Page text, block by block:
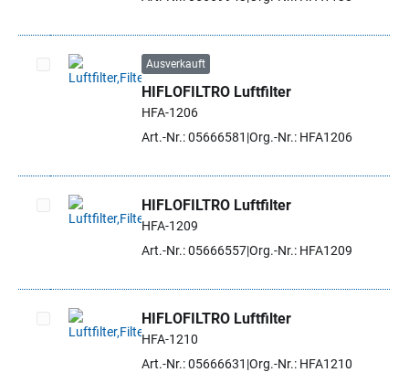
Artikel auswählen
Ausverkauft
HIFLOFILTRO Luftfilter
HFA-1206
Art.-Nr.: 05666581 Org.-Nr.: HFA1206
Artikel auswählen
HIFLOFILTRO Luftfilter
HFA-1209
Art.-Nr.: 05666557Org.-Nr.: HFA1209
Artikel auswählen
HIFLOFILTRO Luftfilter
HFA-1210
Art.-Nr.: 05666631 Org.-Nr.: HFA1210